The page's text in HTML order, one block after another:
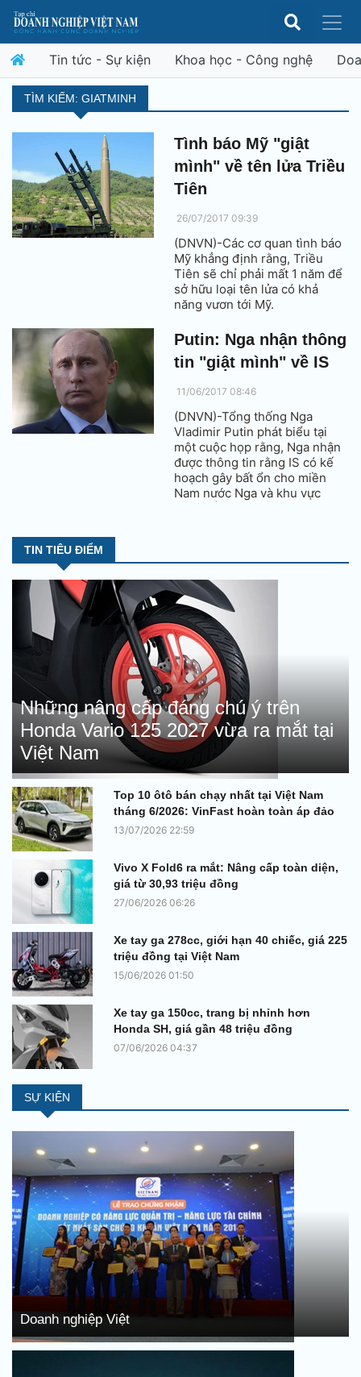
Tin tức - Sự kiện Khoa học - Công nghệ
TÌM KIẾM: GIATMINH
Tình báo Mỹ "giật
mình" về tên lửa Triều
Tiên
26/07/2017 09:39
(DNVN)-Các cơ quan tình báo
Mỹ khẳng định rằng, Triều
Tiên sẽ chỉ phải mất 1 năm để
sở hữu loại tên lửa có khả
năng vươn tới Mỹ.
Putin: Nga nhận thông
tin "giật mình" về IS
11/06/2017 08:46
(DNVN)-Tổng thống Nga
Vladimir Putin phát biểu tại
một cuộc họp rằng, Nga nhận
được thông tin rằng IS có kế
hoạch gây bất ổn cho miền
Nam nước Nga và khu vực
TIN TIÊU ĐIỂM
Những nâng cấp đáng chú ý trên
Honda Vario 125 2027 vừa ra mắt tại
Việt Nam
Top 10 ôtô bán chạy nhất tại Việt Nam
tháng 6/2026: VinFast hoàn toàn áp đảo
13/07/2026 22:59
Vivo X Fold6 ra mắt: Nâng cấp toàn diện,
giá từ 30,93 triệu đồng
27/06/2026 06:26
Xe tay ga 278cc, giới hạn 40 chiếc, giá 225
triệu đồng tại Việt Nam
15/06/2026 01:50
Xe tay ga 150cc, trang bị nhỉnh hơn
Honda SH, giá gần 48 triệu đồng
07/06/2026 04:37
SỰ KIỆN
Doanh nghiệp Việt